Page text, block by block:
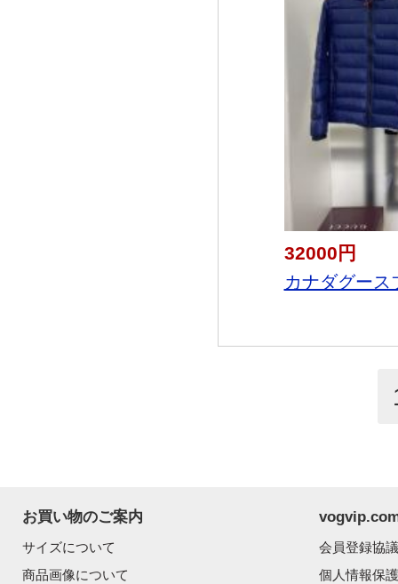
32000円
カナダグー
お買い物のご案内
サイズについて
商品画像について
会員登録協
個人情報保